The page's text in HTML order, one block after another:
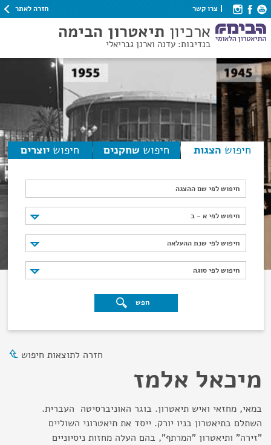
צרו קשר חזרה לאתר
ארכיון תיאטרון הבימה
בנדיבות: עדנה וארנן גבריאלי
חיפוש הצגות חיפוש שחקנים חיפוש יוצרים
חיפוש לפי שם ההצגה
חיפוש לפי א - ב
חיפוש לפי א - ב
חיפוש לפי שנת ההעלאה
חיפוש לפי שנת ההעלאה
חיפוש לפי סוגה
חיפוש לפי סוגה
חפש
חזרה לתוצאות חיפוש
מיכאל אלמז
במאי, מחזאי ואיש תיאטרון. בוגר האוניברסיטה העברית.
השתלם בתיאטרון בניו יורק. ייסד את תיאטרוני השוליים
"זירה" ותיאטרון "המרתף", בהם העלה מחזות ניסיוניים